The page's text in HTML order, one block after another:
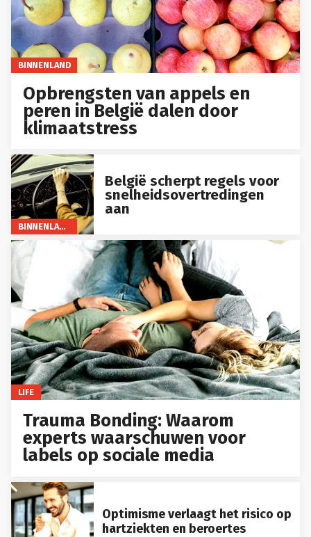
BINNENLAND
Opbrengsten van appels en
peren in België dalen door
klimaatstress
BINNENLAND
België scherpt regels voor
snelheidsovertredingen
aan
LIFE
Trauma Bonding: Waarom
experts waarschuwen voor
labels op sociale media
Optimisme verlaagt het risico op
hartziekten en beroertes